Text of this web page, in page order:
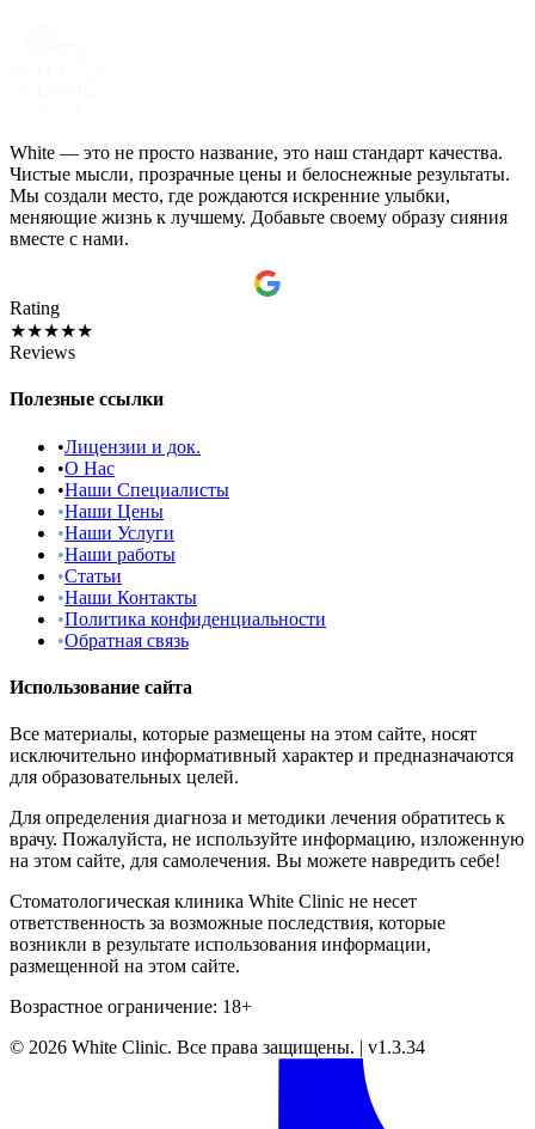
White — это не просто название, это наш стандарт качества.
Чистые мысли, прозрачные цены и белоснежные результаты.
Мы создали место, где рождаются искренние улыбки,
меняющие жизнь к лучшему. Добавьте своему образу сияния
вместе с нами.
Rating
★★★★★
Reviews
Полезные ссылки
•Лицензии и док.
•О Нас
•Наши Специалисты
•Наши Цены
•Наши Услуги
•Наши работы
•Статьи
•Наши Контакты
•Политика конфиденциальности
•Обратная связь
Использование сайта
Все материалы, которые размещены на этом сайте, носят
исключительно информативный характер и предназначаются
для образовательных целей.
Для определения диагноза и методики лечения обратитесь к
врачу. Пожалуйста, не используйте информацию, изложенную
на этом сайте, для самолечения. Вы можете навредить себе!
Стоматологическая клиника White Clinic не несет
ответственность за возможные последствия, которые
возникли в результате использования информации,
размещенной на этом сайте.
Возрастное ограничение: 18+
© 2026 White Clinic. Все права защищены. | v1.3.34